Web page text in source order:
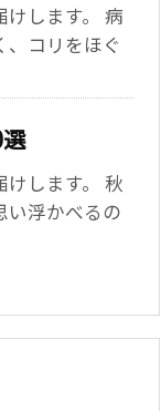
します。 病
、コリをほぐ
します。 秋
い浮かべるの